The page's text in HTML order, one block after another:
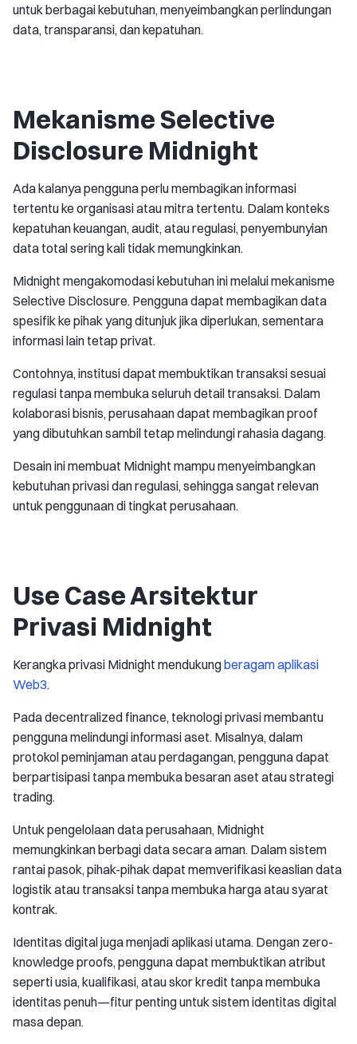
untuk berbagai kebutuhan, menyeimbangkan perlindungan
data, transparansi, dan kepatuhan.
Mekanisme Selective
Disclosure Midnight
Ada kalanya pengguna perlu membagikan informasi
tertentu ke organisasi atau mitra tertentu. Dalam konteks
kepatuhan keuangan, audit, atau regulasi, penyembunyian
data total sering kali tidak memungkinkan.
Midnight mengakomodasi kebutuhan ini melalui mekanisme
Selective Disclosure. Pengguna dapat membagikan data
spesifik ke pihak yang ditunjuk jika diperlukan, sementara
informasi lain tetap privat.
Contohnya, institusi dapat membuktikan transaksi sesuai
regulasi tanpa membuka seluruh detail transaksi. Dalam
kolaborasi bisnis, perusahaan dapat membagikan proof
yang dibutuhkan sambil tetap melindungi rahasia dagang.
Desain ini membuat Midnight mampu menyeimbangkan
kebutuhan privasi dan regulasi, sehingga sangat relevan
untuk penggunaan di tingkat perusahaan.
Use Case Arsitektur
Privasi Midnight
Kerangka privasi Midnight mendukungberagam aplikasi
Web3.
Pada decentralized finance, teknologi privasi membantu
pengguna melindungi informasi aset. Misalnya, dalam
protokol peminjaman atau perdagangan, pengguna dapat
berpartisipasi tanpa membuka besaran aset atau strategi
trading.
Untuk pengelolaan data perusahaan, Midnight
memungkinkan berbagi data secara aman. Dalam sistem
rantai pasok, pihak-pihak dapat memverifikasi keaslian data
logistik atau transaksi tanpa membuka harga atau syarat
kontrak.
Identitas digital juga menjadi aplikasi utama. Dengan zero-
knowledge proofs, pengguna dapat membuktikan atribut
seperti usia, kualifikasi, atau skor kredit tanpa membuka
identitas penuh—fitur penting untuk sistem identitas digital
masa depan.